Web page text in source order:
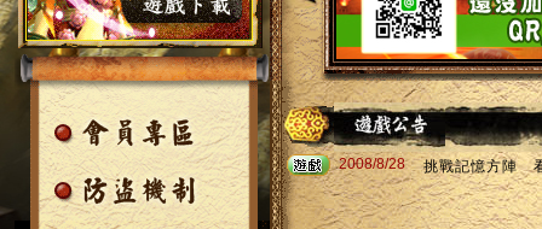
2008/8/28 挑戰記憶方陣